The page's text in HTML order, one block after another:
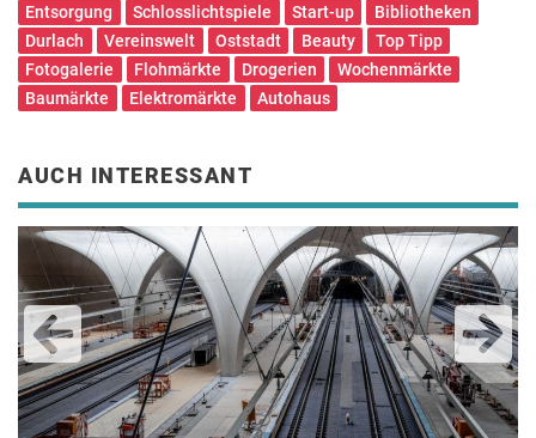
Entsorgung
Schlosslichtspiele Start-up
Bibliotheken
Durlach
Vereinswelt Oststadt Beauty
Top Tipp
Fotogalerie
Flohmärkte Drogerien
Wochenmärkte
Baumärkte
Elektromärkte Autohaus
AUCH INTERESSANT